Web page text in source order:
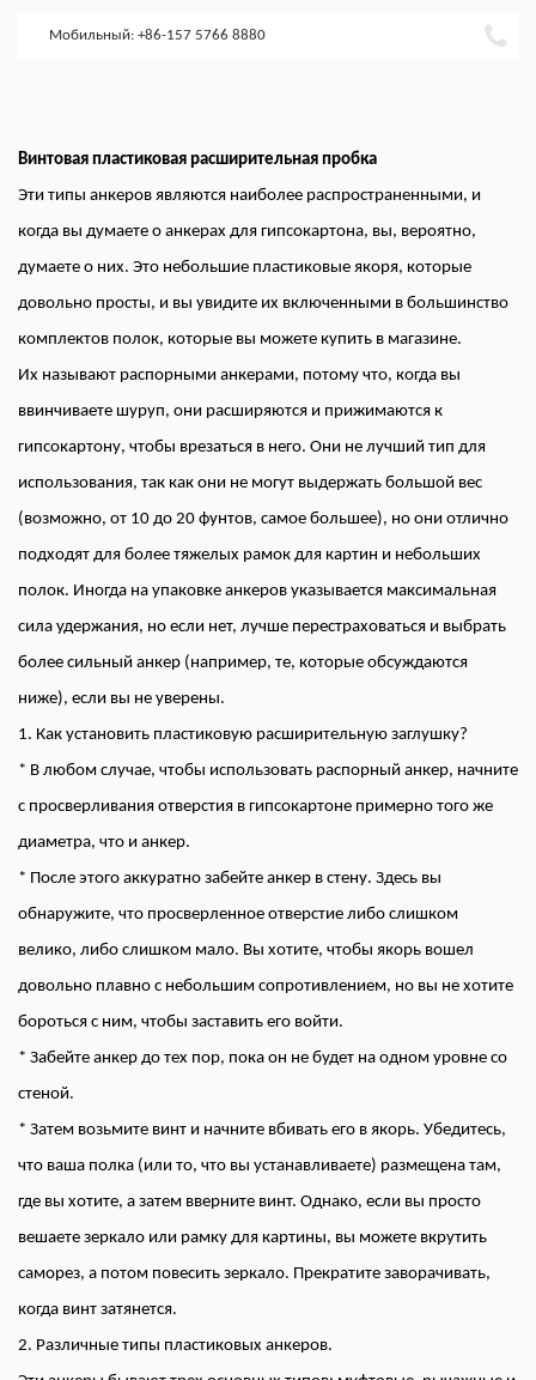
Мобильный: +86-157 5766 8880
Винтовая пластиковая расширительная пробка
Эти типы анкеров являются наиболее распространенными, и
когда вы думаете о анкерах для гипсокартона, вы, вероятно,
думаете о них. Это небольшие пластиковые якоря, которые
довольно просты, и вы увидите их включенными в большинство
комплектов полок, которые вы можете купить в магазине.
Их называют распорными анкерами, потому что, когда вы
ввинчиваете шуруп, они расширяются и прижимаются к
гипсокартону, чтобы врезаться в него. Они не лучший тип для
использования, так как они не могут выдержать большой вес
(возможно, от 10 до 20 фунтов, самое большее), но они отлично
подходят для более тяжелых рамок для картин и небольших
полок. Иногда на упаковке анкеров указывается максимальная
сила удержания, но если нет, лучше перестраховаться и выбрать
более сильный анкер (например, те, которые обсуждаются
ниже), если вы не уверены.
1. Как установить пластиковую расширительную заглушку?
* В любом случае, чтобы использовать распорный анкер, начните
с просверливания отверстия в гипсокартоне примерно того же
диаметра, что и анкер.
* После этого аккуратно забейте анкер в стену. Здесь вы
обнаружите, что просверленное отверстие либо слишком
велико, либо слишком мало. Вы хотите, чтобы якорь вошел
довольно плавно с небольшим сопротивлением, но вы не хотите
бороться с ним, чтобы заставить его войти.
* Забейте анкер до тех пор, пока он не будет на одном уровне со
стеной.
* Затем возьмите винт и начните вбивать его в якорь. Убедитесь,
что ваша полка (или то, что вы устанавливаете) размещена там,
где вы хотите, а затем вверните винт. Однако, если вы просто
вешаете зеркало или рамку для картины, вы можете вкрутить
саморез, а потом повесить зеркало. Прекратите заворачивать,
когда винт затянется.
2. Различные типы пластиковых анкеров.